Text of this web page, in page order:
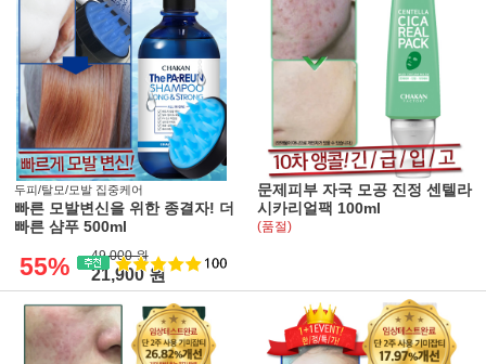
두피/탈모/모발 집중케어
빠른 모발변신을 위한 종결자! 더
빠른 샴푸 500ml
55% 49,000 원
21,900 원
문제피부 자국 모공 진정 센텔라
시카리얼팩 100ml
(품절)